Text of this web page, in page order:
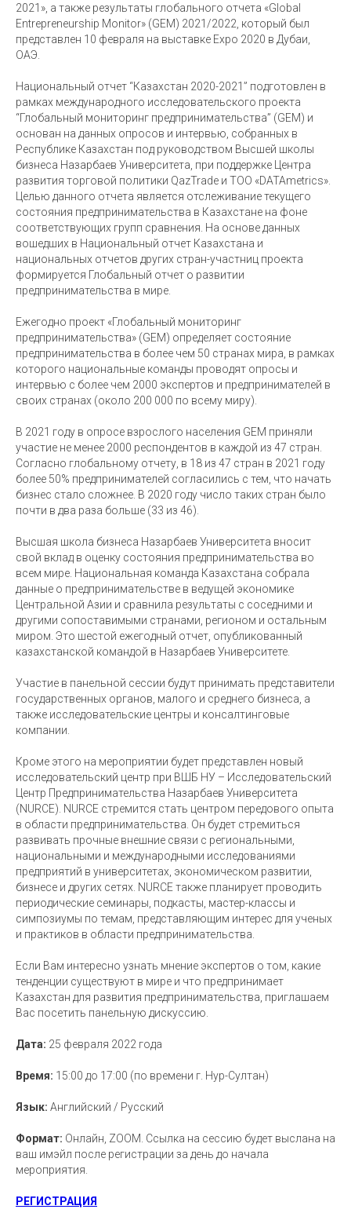
2021», а также результаты глобального отчета «Global
Entrepreneurship Monitor» (GEM) 2021/2022, который был
представлен 10 февраля на выставке Expo 2020 в Дубаи,
ОАЭ.
Национальный отчет “Казахстан 2020-2021” подготовлен в
рамках международного исследовательского проекта
“Глобальный мониторинг предпринимательства” (GEM) и
основан на данных опросов и интервью, собранных в
Республике Казахстан под руководством Высшей школы
бизнеса Назарбаев Университета, при поддержке Центра
развития торговой политики QazTrade и ТОО «DATAmetrics».
Целью данного отчета является отслеживание текущего
состояния предпринимательства в Казахстане на фоне
соответствующих групп сравнения. На основе данных
вошедших в Национальный отчет Казахстана и
национальных отчетов других стран-участниц проекта
формируется Глобальный отчет о развитии
предпринимательства в мире.
Ежегодно проект «Глобальный мониторинг
предпринимательства» (GEM) определяет состояние
предпринимательства в более чем 50 странах мира, в рамках
которого национальные команды проводят опросы и
интервью с более чем 2000 экспертов и предпринимателей в
своих странах (около 200 000 по всему миру).
В 2021 году в опросе взрослого населения GEM приняли
участие не менее 2000 респондентов в каждой из 47 стран.
Согласно глобальному отчету, в 18 из 47 стран в 2021 году
более 50% предпринимателей согласились с тем, что начать
бизнес стало сложнее. В 2020 году число таких стран было
почти в два раза больше (33 из 46).
Высшая школа бизнеса Назарбаев Университета вносит
свой вклад в оценку состояния предпринимательства во
всем мире. Национальная команда Казахстана собрала
данные о предпринимательстве в ведущей экономике
Центральной Азии и сравнила результаты с соседними и
другими сопоставимыми странами, регионом и остальным
миром. Это шестой ежегодный отчет, опубликованный
казахстанской командой в Назарбаев Университете.
Участие в панельной сессии будут принимать представители
государственных органов, малого и среднего бизнеса, а
также исследовательские центры и консалтинговые
компании.
Кроме этого на мероприятии будет представлен новый
исследовательский центр при ВШБ НУ – Исследовательский
Центр Предпринимательства Назарбаев Университета
(NURCE). NURCE стремится стать центром передового опыта
в области предпринимательства. Он будет стремиться
развивать прочные внешние связи с региональными,
национальными и международными исследованиями
предприятий в университетах, экономическом развитии,
бизнесе и других сетях. NURCE также планирует проводить
периодические семинары, подкасты, мастер-классы и
симпозиумы по темам, представляющим интерес для ученых
и практиков в области предпринимательства.
Если Вам интересно узнать мнение экспертов о том, какие
тенденции существуют в мире и что предпринимает
Казахстан для развития предпринимательства, приглашаем
Вас посетить панельную дискуссию.
Дата: 25 февраля 2022 года
Время: 15:00 до 17:00 (по времени г. Нур-Султан)
Язык: Английский / Русский
Формат: Онлайн, ZOOM. Ссылка на сессию будет выслана на
ваш имэйл после регистрации за день до начала
мероприятия.
РЕГИСТРАЦИЯ